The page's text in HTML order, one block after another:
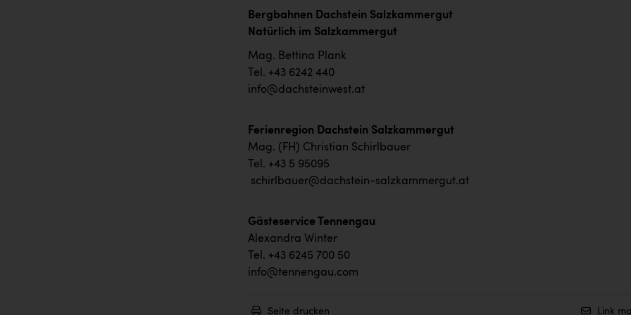
Bergbahnen Dachstein Salzkammergut
Natürlich im Salzkammergut
Mag. Bettina Plank
Tel. +43 6242 440
info@dachsteinwest.at
Ferienregion Dachstein Salzkammergut
Mag. (FH) Christian Schirlbauer
Tel. +43 5 95095
schirlbauer@dachstein-salzkammergut.at
Gästeservice Tennengau
Alexandra Winter
Tel. +43 6245 700 50
info@tennengau.com
Seite drucken Link